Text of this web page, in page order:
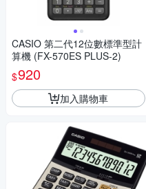
CASIO 第二代12位數標準型計
算機 (FX-570ES PLUS-2)
$920
加入購物車